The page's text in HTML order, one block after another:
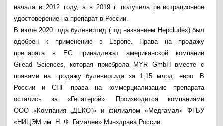
начала в 2012 году, а в 2019 г. получила регистрационное
удостоверение на препарат в России.
В июле 2020 года булевиртид (под названием Hepcludex) был
одобрен к применению в Европе. Права на продажу
препарата в ЕС принадлежат американской компании
Gilead Sciences, которая приобрела MYR GmbH вместе с
правами на продажу булевиртида за 1,15 млрд. евро. В
России и СНГ права на коммерциализацию препарата
остались за «Гепатерой». Производится компаниями
ООО «Компания „ДЕКО“» и филиалом «Медгамал» ФГБУ
«НИЦЭМ им. Н. Ф. Гамалеи» Минздрава России.